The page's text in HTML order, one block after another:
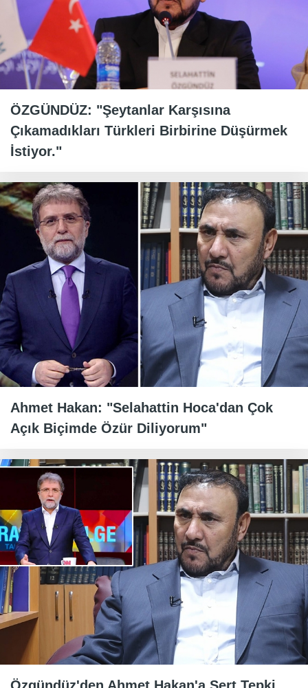
ÖZGÜNDÜZ: "Şeytanlar Karşısına
Çıkamadıkları Türkleri Birbirine Düşürmek
İstiyor."
Ahmet Hakan: "Selahattin Hoca'dan Çok
Açık Biçimde Özür Diliyorum"